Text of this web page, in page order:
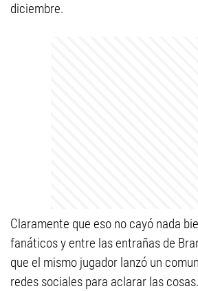
diciembre.
Claramente que eso no cayó nada
fanáticos y entre las entrañas de
que el mismo jugador lanzó un
redes sociales para aclarar las